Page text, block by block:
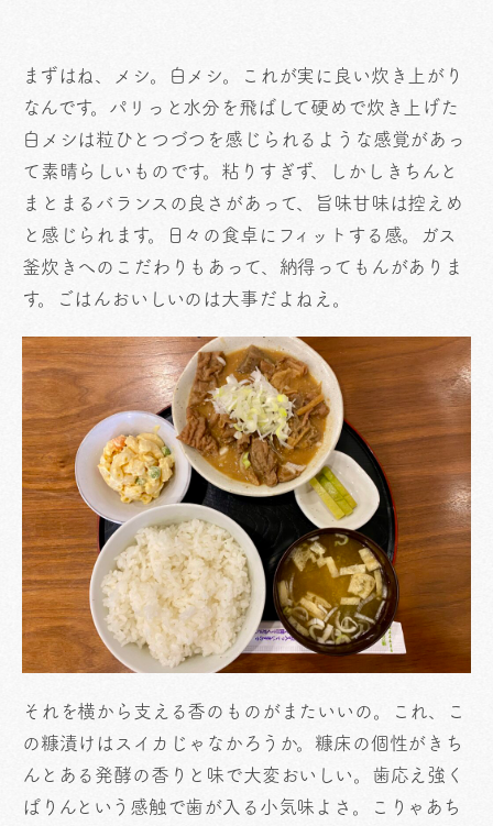
まずはね、メシ。白メシ。これが実に良い炊き上がり
なんです。パリっと水分を飛ばして硬めで炊き上げた
白メシは粒ひとつづつを感じられるような感覚があっ
て素晴らしいものです。粘りすぎず、しかしきちんと
まとまるバランスの良さがあって、旨味甘味は控えめ
と感じられます。日々の食卓にフィットする感。ガス
釜炊きへのこだわりもあって、納得ってもんがありま
す。ごはんおいしいのは大事だよねえ。
それを横から支える香のものがまたいいの。これ、こ
の糠漬けはスイカじゃなかろうか。糠床の個性がきち
んとある発酵の香りと味で大変おいしい。歯応え強く
ぱりんという感触で歯が入る小気味よさ。こりゃあち